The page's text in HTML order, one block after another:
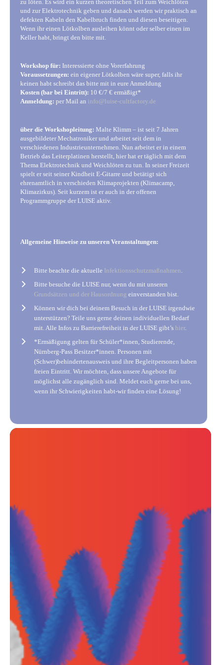
zu löten. Es wird ein kurzen theoretischen Teil zum Weichlöten
und zur Elektrotechnik geben und danach werden wir praktisch an
defekten Kabeln den Kabelbruch finden und diesen beseitigen.
Wenn ihr einen Lötkolben ausleihen könnt oder selber einen im
Keller habt, bringt den bitte mit.
Workshop für: Interessierte ohne Vorerfahrung
Voraussetzungen: ein eigener Lötkolben wäre super, falls ihr
keinen habt schreibt das bitte mit in eure Anmeldung
Kosten (bar bei Eintritt): 10 €/7 € ermäßigt*
Anmeldung: per Mail an info@luise-cultfactory.de
über die Workshopleitung: Malte Klimm – ist seit 7 Jahren
ausgebildeter Mechatroniker und arbeitet seit dem in
verschiedenen Industrieunternehmen. Nun arbeitet er in einem
Betrieb das Leiterplatinen herstellt, hier hat er täglich mit dem
Thema Elektrotechnik und Weichlöten zu tun. In seiner Freizeit
spielt er seit seiner Kindheit E-Gitarre und betätigt sich
ehrenamtlich in verschieden Klimaprojekten (Klimacamp,
Klimazirkus). Seit kurzem ist er auch in der offenen
Programmgruppe der LUISE aktiv.
Allgemeine Hinweise zu unseren Veranstaltungen:
Bitte beachte die aktuelle Infektionsschutzmaßnahmen
Bitte besuche die LUISE nur, wenn du mit unseren
Grundsätzen und der Hausordnung einverstanden bist.
Können wir dich bei deinem Besuch in der LUISE irgendwie
unterstützen? Teile uns gerne deinen individuellen Bedarf
mit. Alle Infos zu Barrierefreiheit in der LUISE gibt’s hier.
*Ermäßigung gelten für Schüler*innen, Studierende,
Nürnberg-Pass Besitzer*innen. Personen mit
(Schwer)behindertenausweis und ihre Begleitpersonen haben
freien Eintritt. Wir möchten, dass unsere Angebote für
möglichst alle zugänglich sind. Meldet euch gerne bei uns,
wenn ihr Schwierigkeiten habt-wir finden eine Lösung!